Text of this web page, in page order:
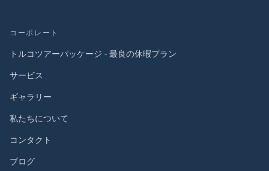
コーポレート
トルコツアーパッケージ - 最良の休暇プラン
サービス
ギャラリー
私たちについて
コンタクト
ブログ